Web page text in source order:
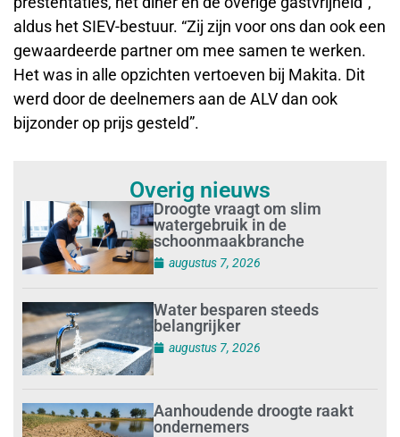
aldus het SIEV-bestuur. “Zij zijn voor ons dan ook een
gewaardeerde partner om mee samen te werken.
Het was in alle opzichten vertoeven bij Makita. Dit
werd door de deelnemers aan de ALV dan ook
bijzonder op prijs gesteld”.
Overig nieuws
Droogte vraagt om slim
watergebruik in de
schoonmaakbranche
augustus 7, 2026
Water besparen steeds
belangrijker
augustus 7, 2026
Aanhoudende droogte raakt
ondernemers